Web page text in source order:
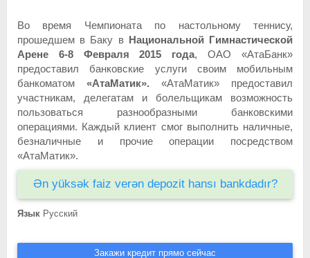
Во время Чемпионата по настольному теннису,
прошедшем в Баку в Национальной Гимнастической
Арене 6-8 Февраля 2015 года, ОАО «АтаБанк»
предоставил банковские услуги своим мобильным
банкоматом «АтаМатик». «АтаМатик» предоставил
участникам, делегатам и болельщикам возможность
пользоваться разнообразными банковскими
операциями. Каждый клиент смог выполнить наличные,
безналичные и прочие операции посредством
«АтаМатик».
Ən yüksək faiz verən depozit hansı bankdadır?
Язык Русский
Закажи кредит прямо сейчас